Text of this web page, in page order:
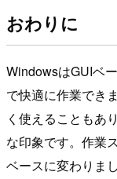
おわりに
WindowsはGUIベ
で快適に作業でき
く使えることもあ
な印象です。作業
ベースに変わりまし